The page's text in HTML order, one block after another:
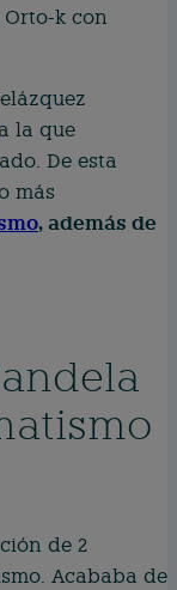
k con
la que
De esta
más
, además de
de 2
Acababa de